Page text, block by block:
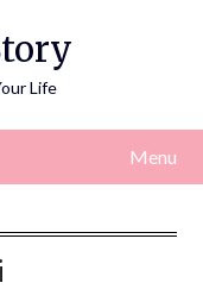
Life
Menu